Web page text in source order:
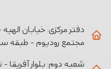
دفتر مرکزی:
مجتمع رودیوم - طبقه
شعبه دوم: بلوار